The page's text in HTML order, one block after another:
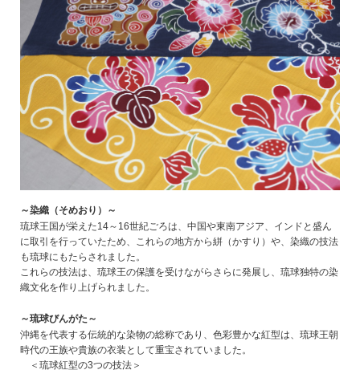
～染織（そめおり）～
琉球王国が栄えた14～16世紀ごろは、中国や東南アジア、インドと盛ん
に取引を行っていたため、これらの地方から絣（かすり）や、染織の技法
も琉球にもたらされました。
これらの技法は、琉球王の保護を受けながらさらに発展し、琉球独特の染
織文化を作り上げられました。
～琉球びんがた～
沖縄を代表する伝統的な染物の総称であり、色彩豊かな紅型は、琉球王朝
時代の王族や貴族の衣装として重宝されていました。
＜琉球紅型の3つの技法＞